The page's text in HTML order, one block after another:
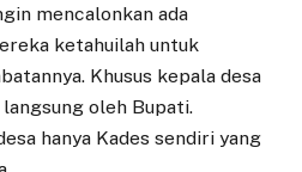
mencalonkan ada
ketahuilah untuk
Khusus kepala desa
oleh Bupati.
hanya Kades sendiri yang